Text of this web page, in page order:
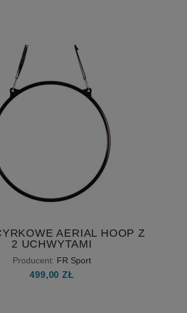
AERIAL HOOP Z
2 UCHWYTAMI
Producent: FR Sport
499,00 ZŁ